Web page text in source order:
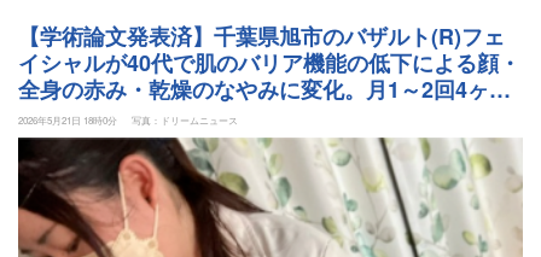
【学術論文発表済】千葉県旭市のバザルト(R)フェ
イシャルが40代で肌のバリア機能の低下による顔・
全身の赤み・乾燥のなやみに変化。月1～2回4ヶ月
の継続で肌状態が安定しメイクと自信を取り戻した
最新症例を公開
2026年5月21日 18時0分 写真：ドリームニュース